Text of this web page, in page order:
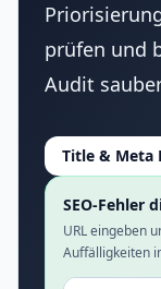
prüfen und
Audit
Title & Meta
SEO-Fehler
URL eingeben
Auffälligkeiten